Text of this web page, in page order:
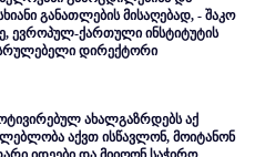
განათლების მისაღებად, - შაკო
ევროპულ-ქართული ინსტიტუტის
დირექტორი
ახალგაზრდებს აქ
აქვთ ისწავლონ, მოიტანონ